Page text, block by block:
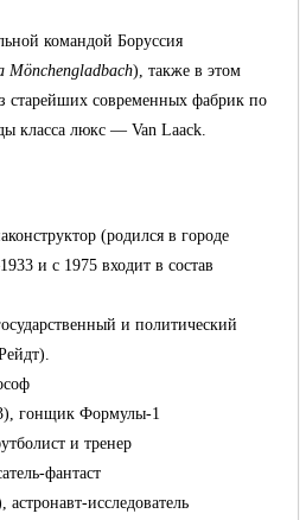
командойБоруссия
Mönchengladbach), также в этом
старейших современных фабрик по
класса люкс — Van Laack.
(родился в городе
и с 1975 входит в состав
и политический
гонщик Формулы-1
и тренер
фантаст
исследователь